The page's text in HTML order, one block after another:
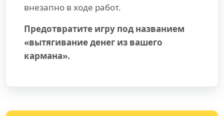
внезапно в ходе работ.
Предотвратите игру под названием
«вытягивание денег из вашего
кармана».